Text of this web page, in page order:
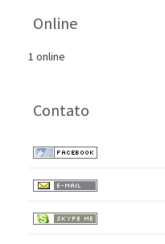
Online
1 online
Contato